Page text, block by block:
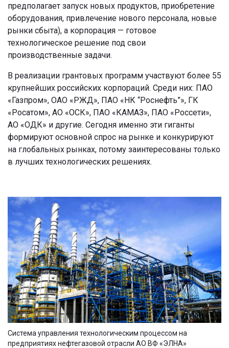
предполагает запуск новых продуктов, приобретение
оборудования, привлечение нового персонала, новые
рынки сбыта), а корпорация — готовое
технологическое решение под свои
производственные задачи.
В реализации грантовых программ участвуют более 55
крупнейших российских корпораций. Среди них: ПАО
«Газпром», ОАО «РЖД», ПАО «НК “Роснефть”», ГК
«Росатом», АО «ОСК», ПАО «КАМАЗ», ПАО «Россети»,
АО «ОДК» и другие. Сегодня именно эти гиганты
формируют основной спрос на рынке и конкурируют
на глобальных рынках, потому заинтересованы только
в лучших технологических решениях.
Система управления технологическим процессом на
предприятиях нефтегазовой отрасли АО ВФ «ЭЛНА»